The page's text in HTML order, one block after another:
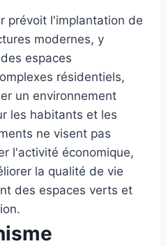
prévoit l'implantation de
modernes, y
espaces
résidentiels,
un environnement
les habitants et les
ne visent pas
l'activité économique,
la qualité de vie
des espaces verts et